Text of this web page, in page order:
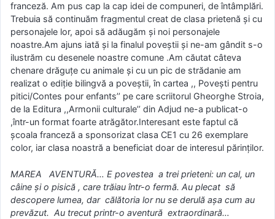
franceză. Am pus cap la cap idei de compuneri, de întâmplări.
Trebuia să continuăm fragmentul creat de clasa prietenă şi cu
personajele lor, apoi să adăugăm şi noi personajele
noastre.Am ajuns iată şi la finalul poveştii şi ne-am gândit s-o
ilustrăm cu desenele noastre comune .Am căutat câteva
chenare drăguţe cu animale şi cu un pic de strădanie am
realizat o ediţie bilingvă a poveştii, în cartea ,, Poveşti pentru
pitici/Contes pour enfants’’ pe care scriitorul Gheorghe Stroia,
de la Editura ,,Armonii culturale’’ din Adjud ne-a publicat-o
,într-un format foarte atrăgător.Interesant este faptul că
şcoala franceză a sponsorizat clasa CE1 cu 26 exemplare
color, iar clasa noastră a beneficiat doar de interesul părinţilor.
MAREA AVENTURĂ… E povestea a trei prieteni: un cal, un
câine şi o pisică , care trăiau într-o fermă. Au plecat să
descopere lumea, dar călătoria lor nu se derulă aşa cum au
prevăzut. Au trecut printr-o aventură extraordinară…